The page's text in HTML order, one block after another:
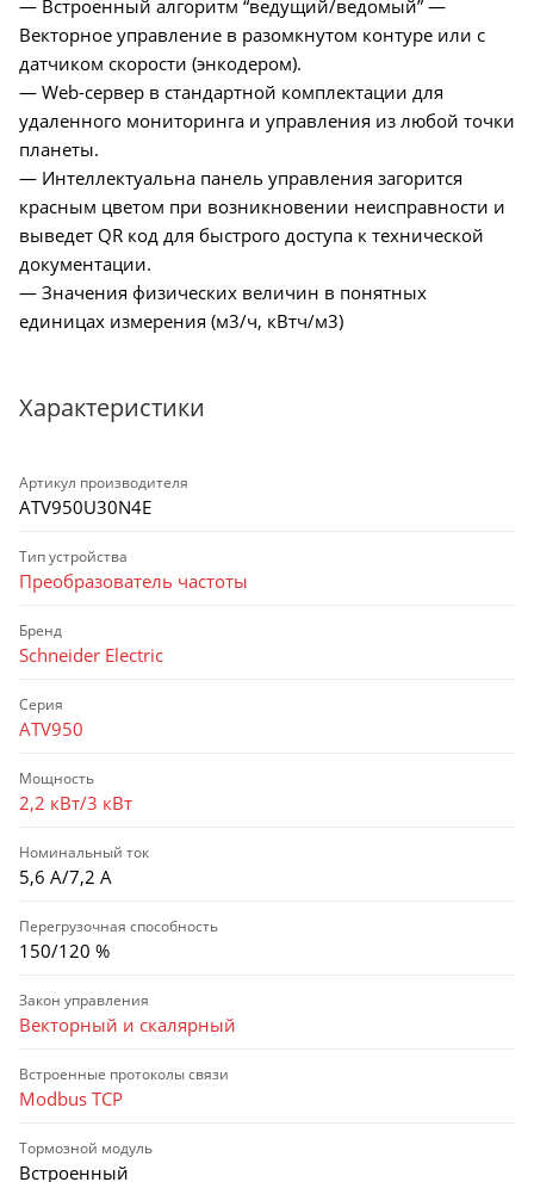
— Встроенный алгоритм “ведущий/ведомый” —
Векторное управление в разомкнутом контуре или с
датчиком скорости (энкодером).
— Web-сервер в стандартной комплектации для
удаленного мониторинга и управления из любой точки
планеты.
— Интеллектуальна панель управления загорится
красным цветом при возникновении неисправности и
выведет QR код для быстрого доступа к технической
документации.
— Значения физических величин в понятных
единицах измерения (м3/ч, кВтч/м3)
Характеристики
Артикул производителя
ATV950U30N4E
Тип устройства
Преобразователь частоты
Бренд
Schneider Electric
Серия
ATV950
Мощность
2,2 кВт/3 кВт
Номинальный ток
5,6 А/7,2 А
Перегрузочная способность
150/120 %
Закон управления
Векторный и скалярный
Встроенные протоколы связи
Modbus TCP
Тормозной модуль
Встроенный